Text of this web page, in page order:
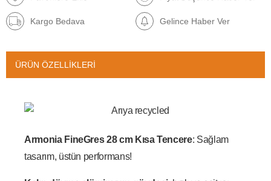
Kargo Bedava Gelince Haber Ver
ÜRÜN ÖZELLIKLERI
Armonia FineGres 28 cm Kısa Tencere: Sağlam
tasarım, üstün performans!